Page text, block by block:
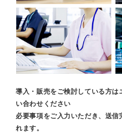
導入・販売をご検討している方は
い合わせください
必要事項をご入力いただき、送信
れます。